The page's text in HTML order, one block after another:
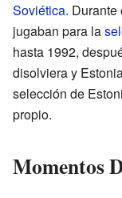
Soviética.
jugaban para la
hasta 1992,
disolviera y
selección de
propio.
Momentos